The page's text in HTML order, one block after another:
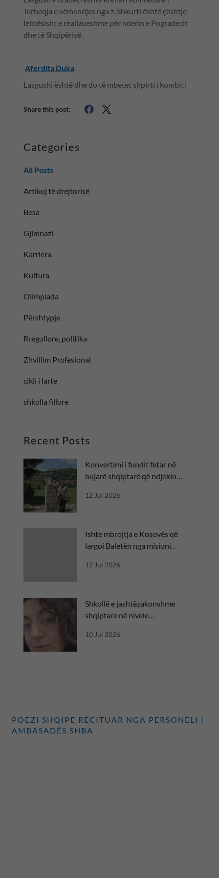
Terheqja e vëmendjes nga z. Shkurti është çështje
lehtësisht e realizueshme për nderin e Pogradecit
dhe të Shqipërisë.
Aferdita Duka
Lasgushi është dhe do të mbetet shpirti i kombit!
Share this post:
Categories
All Posts
Artikuj të drejtorisë
Besa
Gjimnazi
Karriera
Kultura
Olimpiada
Përshtypje
Rregullore, politika
Zhvillim Profesional
cikli i larte
shkolla fillore
Recent Posts
Konvertimi i fundit fetar në
bujarë shqiptarë që ndjekin
12 Jul 2026
Ishte mbrojtja e Kosovës që
largoi Baletën nga misioni
12 Jul 2026
Shkollë e jashtëzakonshme
shqiptare në nivele
10 Jul 2026
POEZI SHQIPE RECITUAR NGA PERSONELI I
AMBASADËS SHBA